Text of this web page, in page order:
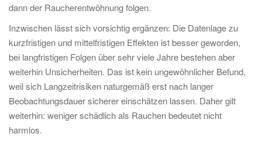
dann der Raucherentwöhnung folgen.
Inzwischen lässt sich vorsichtig ergänzen: Die Datenlage zu
kurzfristigen und mittelfristigen Effekten ist besser geworden,
bei langfristigen Folgen über sehr viele Jahre bestehen aber
weiterhin Unsicherheiten. Das ist kein ungewöhnlicher Befund,
weil sich Langzeitrisiken naturgemäß erst nach langer
Beobachtungsdauer sicherer einschätzen lassen. Daher gilt
weiterhin: weniger schädlich als Rauchen bedeutet nicht
harmlos.